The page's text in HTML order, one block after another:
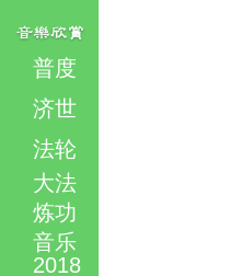
普度
济世
法轮
大法
炼功
音乐
2018